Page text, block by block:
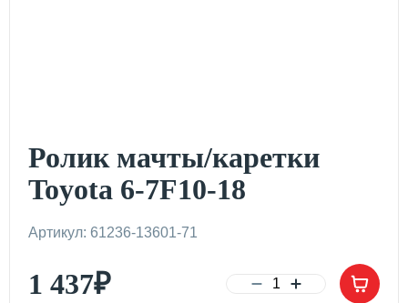
Ролик мачты/каретки
Toyota 6-7F10-18
Артикул: 61236-13601-71
1 437₽